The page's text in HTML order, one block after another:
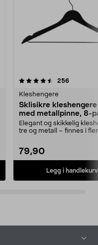
256
Kleshengere
Sklisikre
med metallpinne, 8-
Elegant og skikkelig
tre og metall – finnes i
79,90
Legg i handlekurv
4.5av 5 stjerner